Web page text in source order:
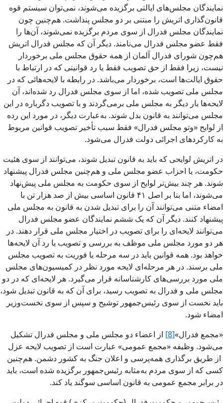
نمایندگان مجلس‌های ایالتی برگزیده می‌شوند، نمی‌توان سیستم قوه
قانون‌گذاری اتریش را مبتنی بر دو مجلس پنداشت. هم‌چنین چون
نمایندگان مجلس فدرال از سوی مردم برگزیده نمی‌شوند، آن‌ها را
فقط عضو مجلس فدرال می‌نامند. دیگر آن که مجلس فدرال اتریش
هم‌چون شورای فدرال آلمان از همه حقوق مجلس ملی برخوردار
نیست، زیرا فقط از حق تصویب فقط یا رد قوانینی که در ارتباط با
حقوق ایالت‌ها است، برخوردار می‌باشد. در رابطه با لایحه‌هائی که در
مجلس ملی تصویب شده، اما از سوی مجلس فدرال رد شده‌اند، آن
لایحه‌ها بار دیگر به مجلس ملی برمی‌گردند و با تصویب دگرباره در این
مجلس می‌توانند به قانون بدل شوند. به‌عبارت دیگر، در مورد این رده
از لوایح «وتو مجلس فدرال» فقط سبب تأخیر تصویب قوانین مربوط
به کارکردهای اجرائی دولت فدرال می‌شود.
در اتریش لوایحی که باید به قانون تبدیل شوند، می‌توانند از سوی هئیت
حکومت، یا احزاب عضو مجلس ملی و هم‌چنین مجلس فدرال پیشنهاد
شوند. هر چند بیش‌تر لوایح از سوی حکومت به مجلس ملی پیش‌نهاد
می‌شوند، اما بنا بر اصل ۴۱ قانون اساسی بیش از صد هزار تن با
امضاء متنی می‌توانند آن را برای تبدیل شدن به قانون به مجلس ملی
پیشنهاد کنند. دیگر آن که یک ششم نمایندگان عضو مجلس فدرال
می‌توانند لایحه‌ای را برای تصویب در اختیار مجلس ملی قرار دهند. در
هر دو مورد مجلس ملی موظف به بررسی و تصویب یا رد آن لایحه‌ها
خواهد بود. همه قوانین باید در سه مرحله یا فوریت به تصویب مجلس
ملی برسند. در هر مرحله‌ای لایحه مورد نظر در کمیسیون‌های مجلس
ملی مورد بررسی‌های کارشناسانه قرار می‌گیرد. هر لایحه‌ای که در دو
مجلس ملی و فدرال به تصویب رسید، برای آن که به قانون تبدیل شود،
باید نخست از سوی رئیس‌جمهور توشیح و سپس از سوی نخست‌وزیر
امضاء شود.
«مجمع فدرال»[8]
از اعضاء دو مجلس ملی و مجلس فدرال تشکیل
می‌شود. وظیفه «مجمع عمومی» عبارت است از تصویب لایحه عزل
از طریق برگذاری همه‌پرسی و اعلان جنگ به کشور دشمن. هم‌چنین
کسی که از سوی مردم به‌مثابه رئيس‌جمهور برگزیده شده است، باید
در برابر مجمع عمومی به قانون اساسی سوگند یاد کند.